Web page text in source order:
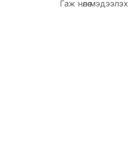
Гаж нөлөө мэдээлэх